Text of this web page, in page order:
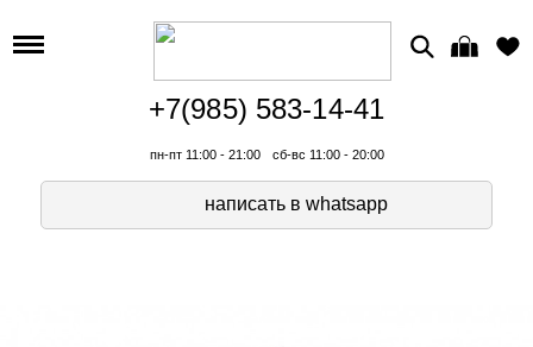
+7(985) 583-14-41
пн-пт 11:00 - 21:00 сб-вс 11:00 - 20:00
написать в whatsapp